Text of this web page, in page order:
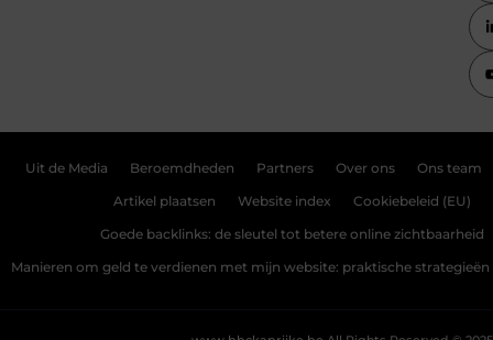
Uit de Media Beroemdheden Partners Over ons Ons team
Artikel plaatsen Website index Cookiebeleid (EU)
Goede backlinks: de sleutel tot betere online zichtbaarheid
Manieren om geld te verdienen met mijn website: praktische strategieën